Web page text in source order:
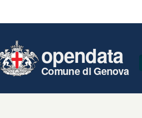
opendata
Comune di Genova